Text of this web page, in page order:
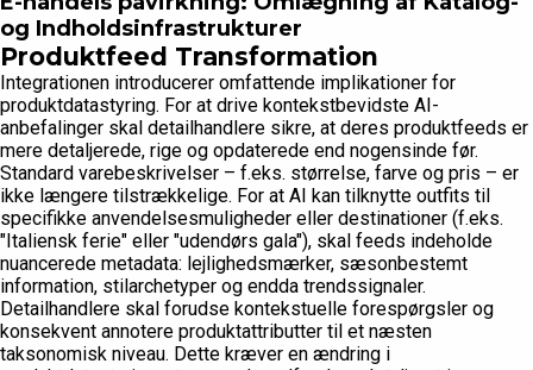
og Indholdsinfrastrukturer
Produktfeed Transformation
Integrationen introducerer omfattende implikationer for
produktdatastyring. For at drive kontekstbevidste AI-
anbefalinger skal detailhandlere sikre, at deres produktfeeds er
mere detaljerede, rige og opdaterede end nogensinde før.
Standard varebeskrivelser – f.eks. størrelse, farve og pris – er
ikke længere tilstrækkelige. For at AI kan tilknytte outfits til
specifikke anvendelsesmuligheder eller destinationer (f.eks.
"Italiensk ferie" eller "udendørs gala"), skal feeds indeholde
nuancerede metadata: lejlighedsmærker, sæsonbestemt
information, stilarchetyper og endda trendssignaler.
Detailhandlere skal forudse kontekstuelle forespørgsler og
konsekvent annotere produktattributter til et næsten
taksonomisk niveau. Dette kræver en ændring i